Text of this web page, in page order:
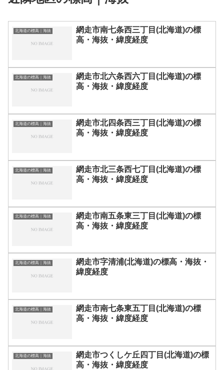
北海道の標高｜海抜
網走市南七条西三丁目(北海道)の標
高・海抜・緯度経度
北海道の標高｜海抜
網走市北六条西六丁目(北海道)の標
高・海抜・緯度経度
北海道の標高｜海抜
網走市北四条西三丁目(北海道)の標
高・海抜・緯度経度
北海道の標高｜海抜
網走市北三条西七丁目(北海道)の標
高・海抜・緯度経度
北海道の標高｜海抜
網走市南五条東三丁目(北海道)の標
高・海抜・緯度経度
北海道の標高｜海抜
網走市字清浦(北海道)の標高・海抜・
緯度経度
北海道の標高｜海抜
網走市南七条東五丁目(北海道)の標
高・海抜・緯度経度
北海道の標高｜海抜
網走市つくしケ丘四丁目(北海道)の標
高・海抜・緯度経度